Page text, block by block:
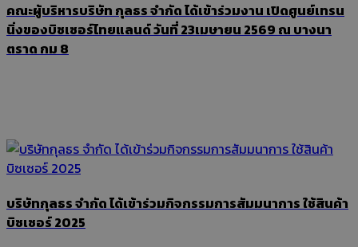
คณะผู้บริหารบริษัท กุลธร จำกัด ได้เข้าร่วมงาน เปิดศูนย์เทรน
นิ่งของบิซเซอร์ไทยแลนด์ วันที่ 23เมษายน 2569 ณ บางนา
ตราด กม 8
บริษัทกุลธร จำกัด ได้เข้าร่วมกิจกรรมการสัมมนาการ ใช้สินค้า
บิซเซอร์ 2025